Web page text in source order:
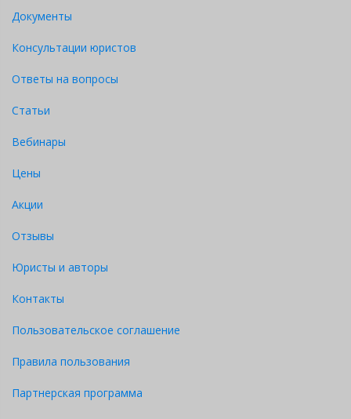
Документы
Консультации юристов
Ответы на вопросы
Статьи
Вебинары
Цены
Акции
Отзывы
Юристы и авторы
Контакты
Пользовательское соглашение
Правила пользования
Партнерская программа